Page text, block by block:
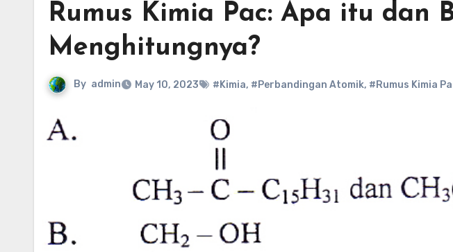
Rumus Kimia Pac: Apa itu dan
Menghitungnya?
By admin May 10, 2023 #Kimia, #Perbandingan Atomik, #Rumus Kimia